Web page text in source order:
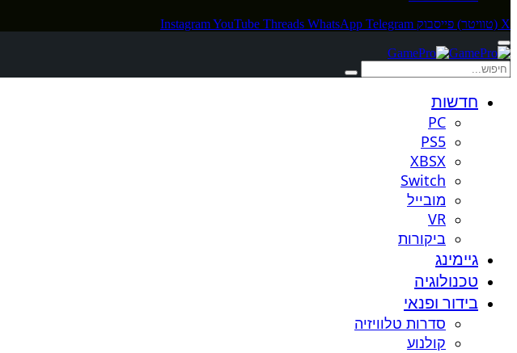
X (טוויטר) פייסבוק InstagramYouTube Threads WhatsApp Telegram
חדשות
PC
PS5
XBSX
Switch
מובייל
VR
ביקורות
גיימינג
טכנולוגיה
בידור ופנאי
סדרות טלוויזיה
קולנוע